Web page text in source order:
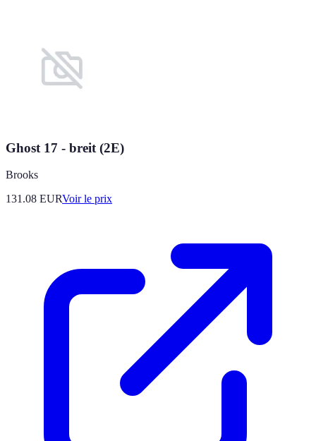
Ghost 17 - breit (2E)
Brooks
131.08 EURVoir le prix